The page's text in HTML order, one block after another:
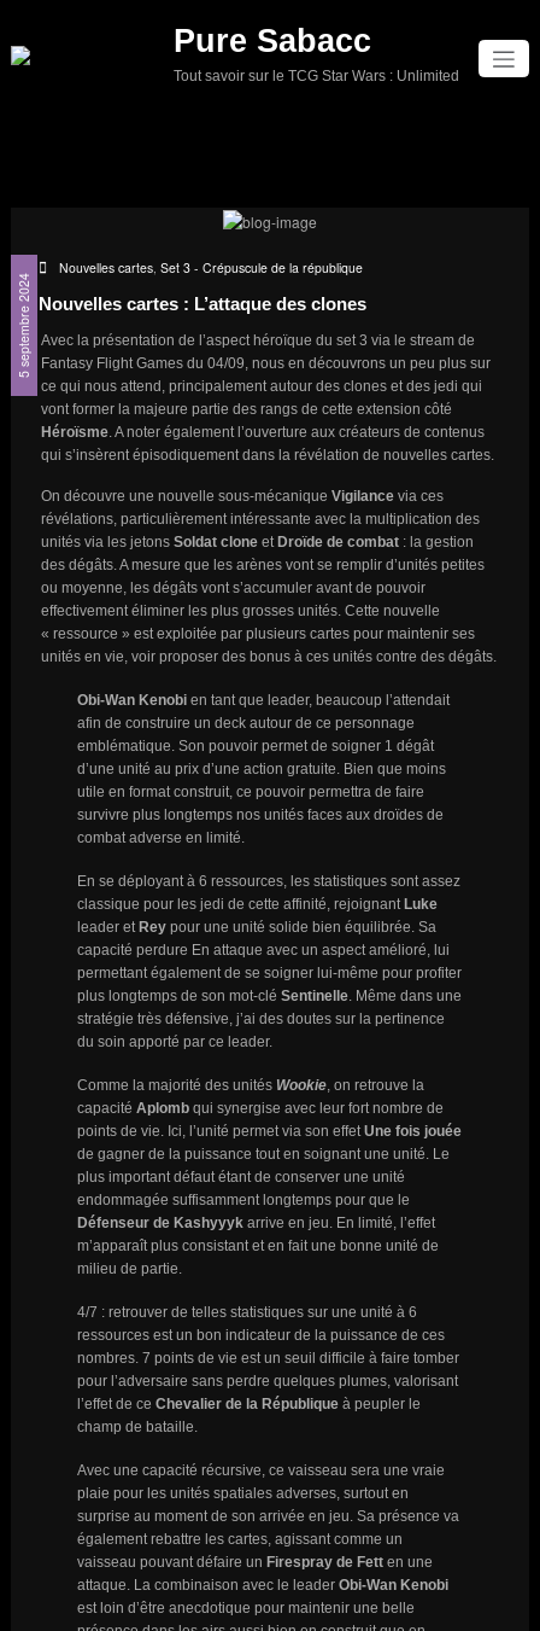
contenu
Pure Sabacc
Tout savoir sur le TCG Star Wars : Unlimited
5 septembre 2024
Nouvelles cartes, Set 3 - Crépuscule de la république
Nouvelles cartes : L’attaque des clones
Avec la présentation de l’aspect héroïque du set 3 via le stream de
Fantasy Flight Games du 04/09, nous en découvrons un peu plus sur
ce qui nous attend, principalement autour des clones et des jedi qui
vont former la majeure partie des rangs de cette extension côté
Héroïsme. A noter également l’ouverture aux créateurs de contenus
qui s’insèrent épisodiquement dans la révélation de nouvelles cartes.
On découvre une nouvelle sous-mécanique Vigilance via ces
révélations, particulièrement intéressante avec la multiplication des
unités via les jetons Soldat cloneet Droïde de combat: la gestion
des dégâts. A mesure que les arènes vont se remplir d’unités petites
ou moyenne, les dégâts vont s’accumuler avant de pouvoir
effectivement éliminer les plus grosses unités. Cette nouvelle
« ressource » est exploitée par plusieurs cartes pour maintenir ses
unités en vie, voir proposer des bonus à ces unités contre des dégâts.
Obi-Wan Kenobien tant que leader, beaucoup l’attendait
afin de construire un deck autour de ce personnage
emblématique. Son pouvoir permet de soigner 1 dégât
d’une unité au prix d’une action gratuite. Bien que moins
utile en format construit, ce pouvoir permettra de faire
survivre plus longtemps nos unités faces aux droïdes de
combat adverse en limité.
En se déployant à 6 ressources, les statistiques sont assez
classique pour les jedi de cette affinité, rejoignant Luke
leader et Rey pour une unité solide bien équilibrée. Sa
capacité perdure En attaque avec un aspect amélioré, lui
permettant également de se soigner lui-même pour profiter
plus longtemps de son mot-clé Sentinelle. Même dans une
stratégie très défensive, j’ai des doutes sur la pertinence
du soin apporté par ce leader.
Comme la majorité des unités Wookie, on retrouve la
capacité Aplomb qui synergise avec leur fort nombre de
points de vie. Ici, l’unité permet via son effetUne fois jouée
de gagner de la puissance tout en soignant une unité. Le
plus important défaut étant de conserver une unité
endommagée suffisamment longtemps pour que le
Défenseur de Kashyyykarrive en jeu. En limité, l’effet
m’apparaît plus consistant et en fait une bonne unité de
milieu de partie.
4/7 : retrouver de telles statistiques sur une unité à 6
ressources est un bon indicateur de la puissance de ces
nombres. 7 points de vie est un seuil difficile à faire tomber
pour l’adversaire sans perdre quelques plumes, valorisant
l’effet de ce Chevalier de la République à peupler le
champ de bataille.
Avec une capacité récursive, ce vaisseau sera une vraie
plaie pour les unités spatiales adverses, surtout en
surprise au moment de son arrivée en jeu. Sa présence va
également rebattre les cartes, agissant comme un
vaisseau pouvant défaire un Firespray de Fetten une
attaque. La combinaison avec le leader Obi-Wan Kenobi
est loin d’être anecdotique pour maintenir une belle